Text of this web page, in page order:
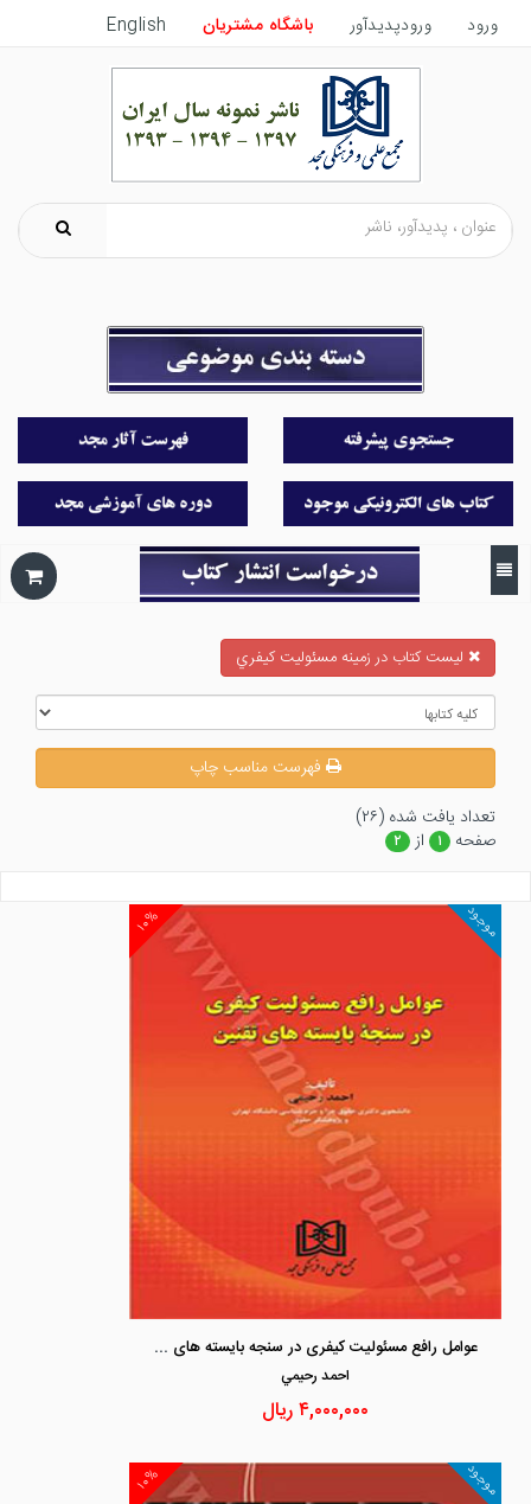
ورود ورودپدیدآور باشگاه مشتریان English
ليست كتاب در زمينه مسئوليت كيفري
فهرست مناسب چاپ
تعداد يافت شده (۲۶)
صفحه
۱ از ۲
۱۰% موجود
عوامل رافع مسئولیت کیفری در سنجه بایسته های تقنین
احمد رحيمي
۴,۰۰۰,۰۰۰ریال
۱۰% موجود